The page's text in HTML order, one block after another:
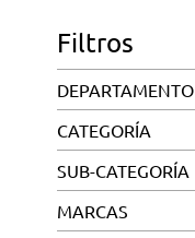
Filtros
DEPARTAMENTO
CATEGORÍA
SUB-CATEGORÍA
MARCAS